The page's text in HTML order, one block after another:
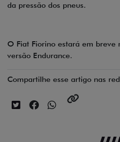
da pressão dos pneus.
O Fiat Fiorino estará em breve
versão Endurance.
Compartilhe esse artigo nas